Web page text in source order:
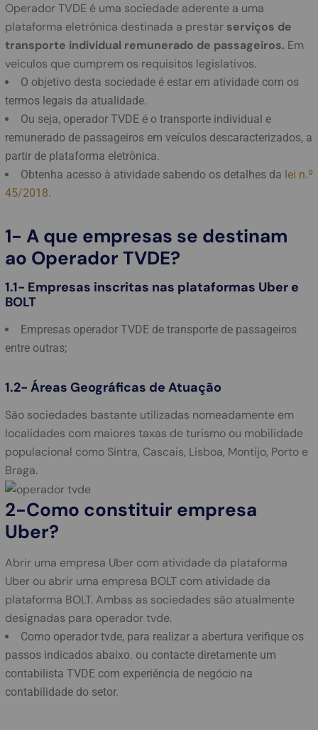
Operador TVDE é uma sociedade aderente a uma
plataforma eletrónica destinada a prestar serviços de
transporte individual remunerado de passageiros. Em
veículos que cumprem os requisitos legislativos.
O objetivo desta sociedade é estar em atividade com os
termos legais da atualidade.
Ou seja, operador TVDE é o transporte individual e
remunerado de passageiros em veículos descaracterizados, a
partir de plataforma eletrônica.
Obtenha acesso à atividade sabendo os detalhes da lei n.º
45/2018.
1- A que empresas se destinam
ao Operador TVDE?
1.1- Empresas inscritas nas plataformas Uber e
BOLT
Empresas operador TVDE de transporte de passageiros
entre outras;
1.2- Áreas Geográficas de Atuação
São sociedades bastante utilizadas nomeadamente em
localidades com maiores taxas de turismo ou mobilidade
populacional como Sintra, Cascais, Lisboa, Montijo, Porto e
Braga.
2-Como constituir empresa
Uber?
Abrir uma empresa Uber com atividade da plataforma
Uber ou abrir uma empresa BOLT com atividade da
plataforma BOLT. Ambas as sociedades são atualmente
designadas para operador tvde.
Como operador tvde, para realizar a abertura verifique os
passos indicados abaixo. ou contacte diretamente um
contabilista TVDE com experiência de negócio na
contabilidade do setor.